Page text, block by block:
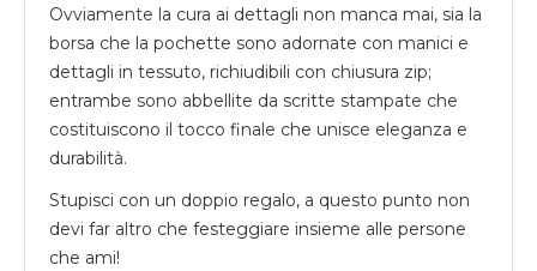
Ovviamente la cura ai dettagli non manca mai, sia la
borsa che la pochette sono adornate con manici e
dettagli in tessuto, richiudibili con chiusura zip;
entrambe sono abbellite da scritte stampate che
costituiscono il tocco finale che unisce eleganza e
durabilità.
Stupisci con un doppio regalo, a questo punto non
devi far altro che festeggiare insieme alle persone
che ami!